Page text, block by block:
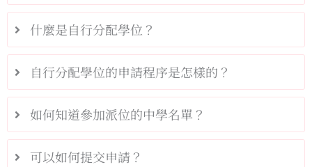
什麼是自行分配學位？
自行分配學位的申請程序是怎樣的？
如何知道參加派位的中學名單？
可以如何提交申請？